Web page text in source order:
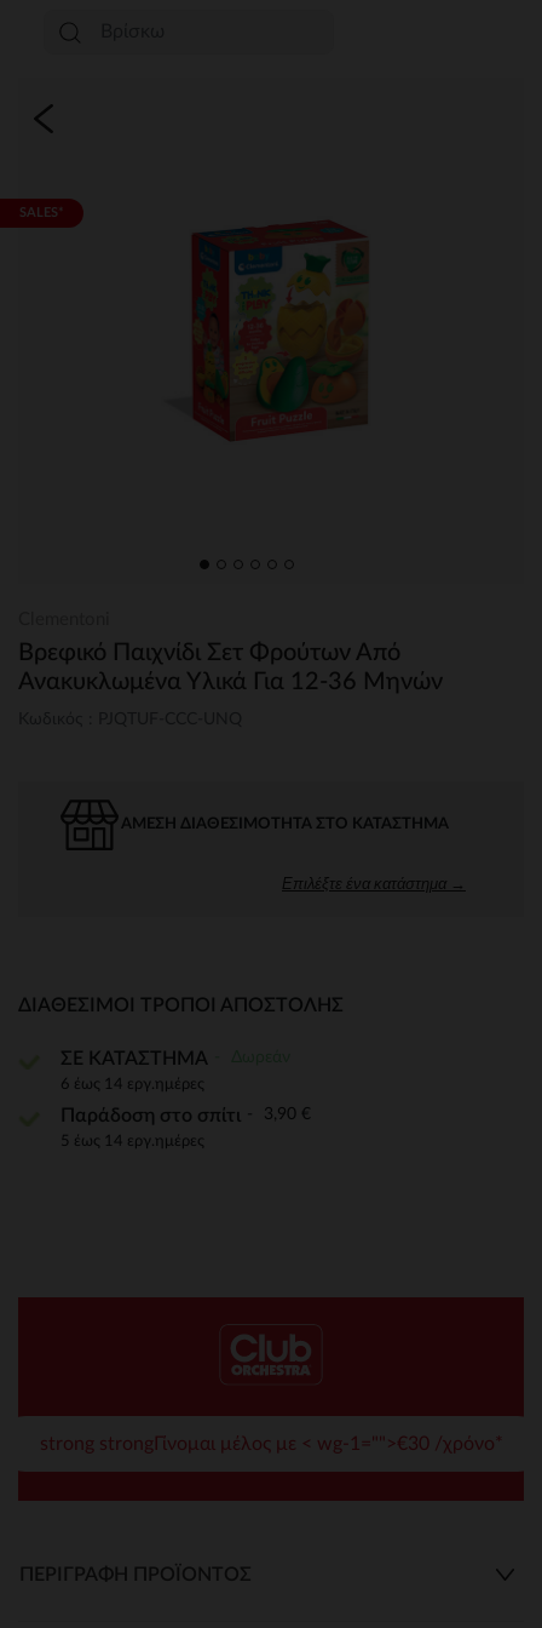
SALES*
Βρεφικό Παιχνίδι Σετ Φρούτων Από
Ανακυκλωμένα Υλικά Για 12-36 Μηνών
ΆΜΕΣΗ ΔΙΑΘΕΣΙΜΌΤΗΤΑ ΣΤΟ ΚΑΤΆΣΤΗΜΑ
Επιλέξτε ένα κατάστημα →
ΔΙΑΘΈΣΙΜΟΙ ΤΡΌΠΟΙ ΑΠΟΣΤΟΛΉΣ
ΣΕ ΚΑΤΑΣΤΗΜΑ
6 έως 14 εργ.ημέρες
Παράδοση στο σπίτι 3,90 €
5 έως 14 εργ.ημέρες
strong strongΓίνομαι μέλος με < wg-1="">€30 /χρόνο*
ΠΕΡΙΓΡΑΦΉ ΠΡΟΪΌΝΤΟΣ